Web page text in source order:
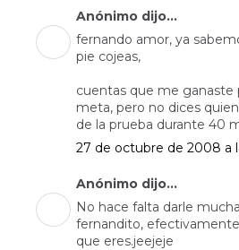
Anónimo dijo...
fernando amor, ya
pie cojeas,
cuentas que me ganaste
meta, pero no dices
de la prueba durante 40
27 de octubre de 2008 a
Anónimo dijo...
No hace falta darle
fernandito,
que eres.jeejeje